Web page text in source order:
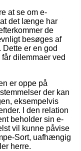
at se om e-
det længe har
de
besøges af
er en god
dilemmaer ved
er oppe på
der kan
eksempelvis
I den relation
beholder sin e-
vil kunne påvise
Sort, uafhængig
herre.